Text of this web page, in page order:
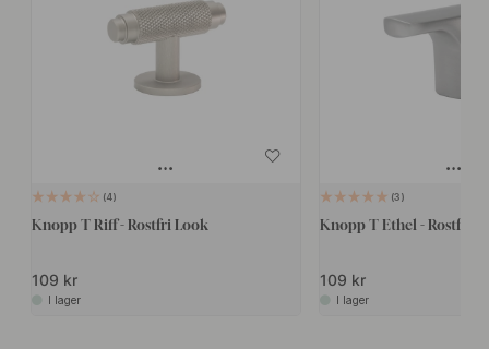
4
Knopp T Riff - Rostfri Look
109 kr
I lager
3
Knopp T Ethel - Rostfri
109 kr
I lager